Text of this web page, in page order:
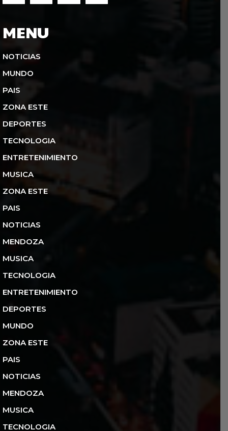
MENU
NOTICIAS
MUNDO
PAIS
ZONA ESTE
DEPORTES
TECNOLOGIA
ENTRETENIMIENTO
MUSICA
ZONA ESTE
PAIS
NOTICIAS
MENDOZA
MUSICA
TECNOLOGIA
ENTRETENIMIENTO
DEPORTES
MUNDO
ZONA ESTE
PAIS
NOTICIAS
MENDOZA
MUSICA
TECNOLOGIA